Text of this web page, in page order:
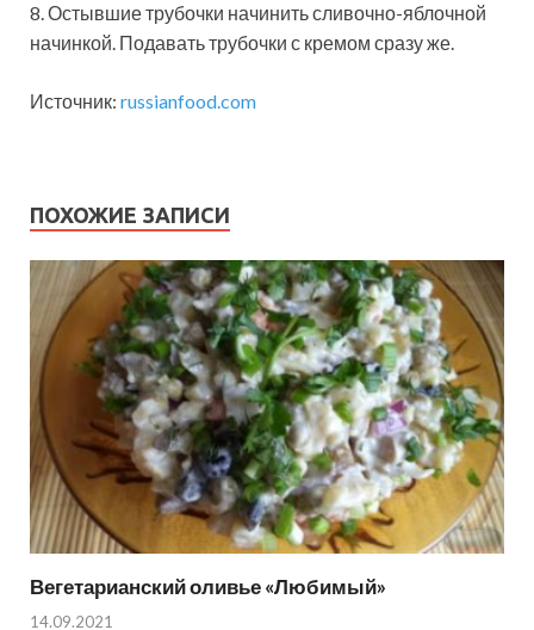
8. Остывшие трубочки начинить сливочно-яблочной
начинкой. Подавать трубочки с кремом сразу же.
Источник: russianfood.com
ПОХОЖИЕ ЗАПИСИ
Вегетарианский оливье «Любимый»
14.09.2021